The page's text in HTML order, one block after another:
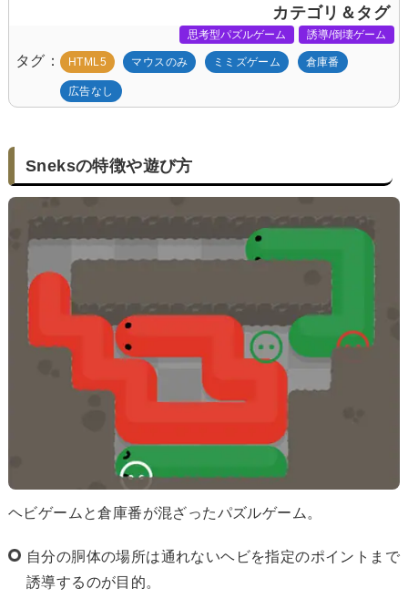
カテゴリ＆タグ
思考型パズルゲーム 誘導/倒壊ゲーム
タグ HTML5 マウスのみ ミミズゲーム 倉庫番
広告なし
Sneksの特徴や遊び方
ヘビゲームと倉庫番が混ざったパズルゲーム。
自分の胴体の場所は通れないヘビを指定のポイントまで
誘導するのが目的。